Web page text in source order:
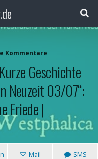
Kommentare
Geschichte
Neuzeit 03/07“:
Friede |
Mail SMS